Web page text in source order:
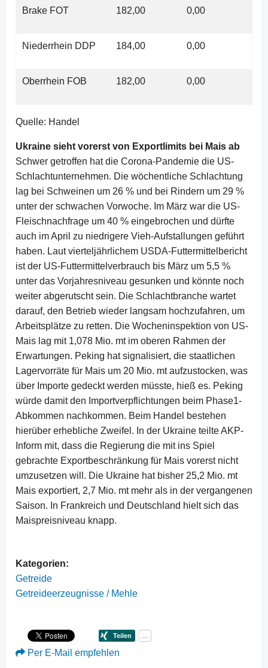
Brake FOT 182,00 0,00
Niederrhein DDP 184,00 0,00
Oberrhein FOB 182,00 0,00
Quelle: Handel
Ukraine sieht vorerst von Exportlimits bei Mais ab
Schwer getroffen hat die Corona-Pandemie die US-
Schlachtunternehmen. Die wöchentliche Schlachtung
lag bei Schweinen um 26 % und bei Rindern um 29 %
unter der schwachen Vorwoche. Im März war die US-
Fleischnachfrage um 40 % eingebrochen und dürfte
auch im April zu niedrigere Vieh-Aufstallungen geführt
haben. Laut vierteljährlichem USDA-Futtermittelbericht
ist der US-Futtermittelverbrauch bis März um 5,5 %
unter das Vorjahresniveau gesunken und könnte noch
weiter abgerutscht sein. Die Schlachtbranche wartet
darauf, den Betrieb wieder langsam hochzufahren, um
Arbeitsplätze zu retten. Die Wocheninspektion von US-
Mais lag mit 1,078 Mio. mt im oberen Rahmen der
Erwartungen. Peking hat signalisiert, die staatlichen
Lagervorräte für Mais um 20 Mio. mt aufzustocken, was
über Importe gedeckt werden müsste, hieß es. Peking
würde damit den Importverpflichtungen beim Phase1-
Abkommen nachkommen. Beim Handel bestehen
hierüber erhebliche Zweifel. In der Ukraine teilte AKP-
Inform mit, dass die Regierung die mit ins Spiel
gebrachte Exportbeschränkung für Mais vorerst nicht
umzusetzen will. Die Ukraine hat bisher 25,2 Mio. mt
Mais exportiert, 2,7 Mio. mt mehr als in der vergangenen
Saison. In Frankreich und Deutschland hielt sich das
Maispreisniveau knapp.
Kategorien:
Getreide
Getreideerzeugnisse / Mehle
Per E-Mail empfehlen